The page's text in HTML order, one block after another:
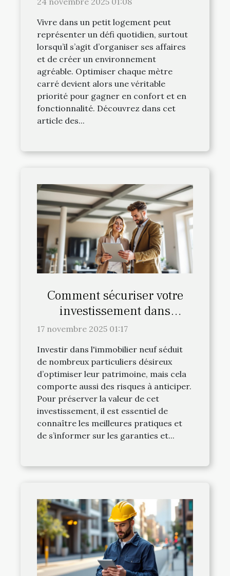
Vivre dans un petit logement peut
représenter un défi quotidien, surtout
lorsqu’il s’agit d’organiser ses affaires
et de créer un environnement
agréable. Optimiser chaque mètre
carré devient alors une véritable
priorité pour gagner en confort et en
fonctionnalité. Découvrez dans cet
article des...
Comment sécuriser votre
investissement dans
l'immobilier neuf ?
17 novembre 2025 01:17
Investir dans l'immobilier neuf séduit
de nombreux particuliers désireux
d’optimiser leur patrimoine, mais cela
comporte aussi des risques à anticiper.
Pour préserver la valeur de cet
investissement, il est essentiel de
connaître les meilleures pratiques et
de s’informer sur les garanties et...